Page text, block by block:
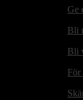
Ge
Bli
Bli
För